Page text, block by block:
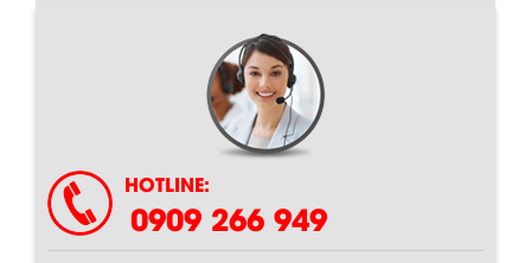
HOTLINE:
0909 266 949
Chính sách giao hàng